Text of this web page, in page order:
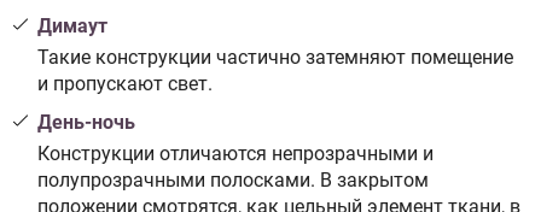
Димаут
Такие конструкции частично затемняют помещение
и пропускают свет.
День-ночь
Конструкции отличаются непрозрачными и
полупрозрачными полосками. В закрытом
положении смотрятся, как цельный элемент ткани, в